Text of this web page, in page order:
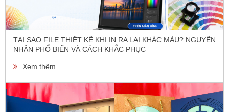
TẠI SAO FILE THIẾT KẾ KHI IN RA LẠI KHÁC MÀU? NGUYÊN
NHÂN PHỔ BIẾN VÀ CÁCH KHẮC PHỤC
Xem thêm ...